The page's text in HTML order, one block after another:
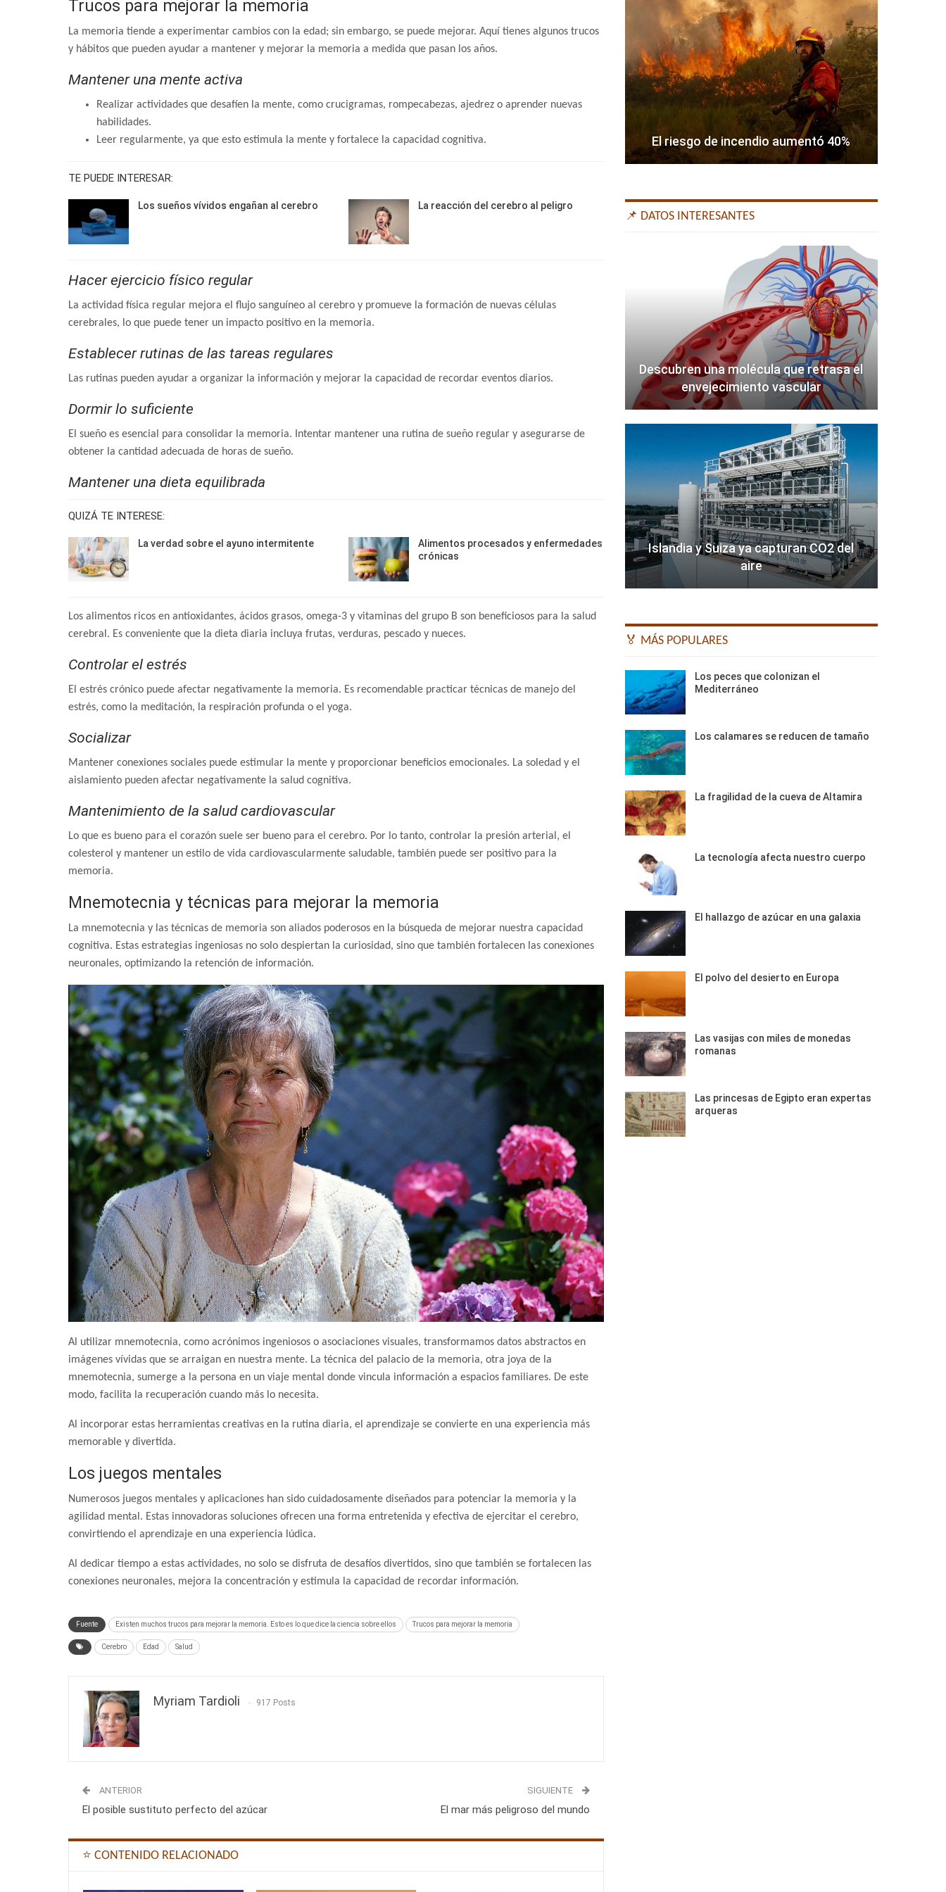
Trucos para mejorar la memoria
La memoria tiende a experimentar cambios con la edad; sin embargo, se puede mejorar. Aquí tienes algunos trucos
y hábitos que pueden ayudar a mantener y mejorar la memoria a medida que pasan los años.
Mantener una mente activa
Realizar actividades que desafíen la mente, como crucigramas, rompecabezas, ajedrez o aprender nuevas
habilidades.
Leer regularmente, ya que esto estimula la mente y fortalece la capacidad cognitiva.
TE PUEDE INTERESAR:
Los sueños vívidos engañan al cerebro La reacción del cerebro al peligro
Hacer ejercicio físico regular
La actividad física regular mejora el flujo sanguíneo al cerebro y promueve la formación de nuevas células
cerebrales, lo que puede tener un impacto positivo en la memoria.
Establecer rutinas de las tareas regulares
Las rutinas pueden ayudar a organizar la información y mejorar la capacidad de recordar eventos diarios.
Dormir lo suficiente
El sueño es esencial para consolidar la memoria. Intentar mantener una rutina de sueño regular y asegurarse de
obtener la cantidad adecuada de horas de sueño.
Mantener una dieta equilibrada
QUIZÁ TE INTERESE:
La verdad sobre el ayuno intermitente
Alimentos procesados y enfermedades
crónicas
Los alimentos ricos en antioxidantes, ácidos grasos, omega-3 y vitaminas del grupo B son beneficiosos para la salud
cerebral. Es conveniente que la dieta diaria incluya frutas, verduras, pescado y nueces.
Controlar el estrés
El estrés crónico puede afectar negativamente la memoria. Es recomendable practicar técnicas de manejo del
estrés, como la meditación, la respiración profunda o el yoga.
Socializar
Mantener conexiones sociales puede estimular la mente y proporcionar beneficios emocionales. La soledad y el
aislamiento pueden afectar negativamente la salud cognitiva.
Mantenimiento de la salud cardiovascular
Lo que es bueno para el corazón suele ser bueno para el cerebro. Por lo tanto, controlar la presión arterial, el
colesterol y mantener un estilo de vida cardiovascularmente saludable, también puede ser positivo para la
memoria.
Mnemotecnia y técnicas para mejorar la memoria
La mnemotecnia y las técnicas de memoria son aliados poderosos en la búsqueda de mejorar nuestra capacidad
cognitiva. Estas estrategias ingeniosas no solo despiertan la curiosidad, sino que también fortalecen las conexiones
neuronales, optimizando la retención de información.
Al utilizar mnemotecnia, como acrónimos ingeniosos o asociaciones visuales, transformamos datos abstractos en
imágenes vívidas que se arraigan en nuestra mente. La técnica del palacio de la memoria, otra joya de la
mnemotecnia, sumerge a la persona en un viaje mental donde vincula información a espacios familiares. De este
modo, facilita la recuperación cuando más lo necesita.
Al incorporar estas herramientas creativas en la rutina diaria, el aprendizaje se convierte en una experiencia más
memorable y divertida.
Los juegos mentales
Numerosos juegos mentales y aplicaciones han sido cuidadosamente diseñados para potenciar la memoria y la
agilidad mental. Estas innovadoras soluciones ofrecen una forma entretenida y efectiva de ejercitar el cerebro,
convirtiendo el aprendizaje en una experiencia lúdica.
Al dedicar tiempo a estas actividades, no solo se disfruta de desafíos divertidos, sino que también se fortalecen las
conexiones neuronales, mejora la concentración y estimula la capacidad de recordar información.
Fuente Existen muchos trucos para mejorar la memoria. Esto es lo que dice la ciencia sobre ellos Trucos para mejorar la memoria
Cerebro Edad Salud
Myriam Tardioli 917 Posts
ANTERIOR
El posible sustituto perfecto del azúcar
SIGUIENTE
El mar más peligroso del mundo
⭐ CONTENIDO RELACIONADO
El riesgo de incendio aumentó 40%
📌 DATOS INTERESANTES
Descubren una molécula que retrasa el
envejecimiento vascular
Islandia y Suiza ya capturan CO2 del
aire
🏅 MÁS POPULARES
Los peces que colonizan el
Mediterráneo
Los calamares se reducen de tamaño
La fragilidad de la cueva de Altamira
La tecnología afecta nuestro cuerpo
El hallazgo de azúcar en una galaxia
El polvo del desierto en Europa
Las vasijas con miles de monedas
romanas
Las princesas de Egipto eran expertas
arqueras